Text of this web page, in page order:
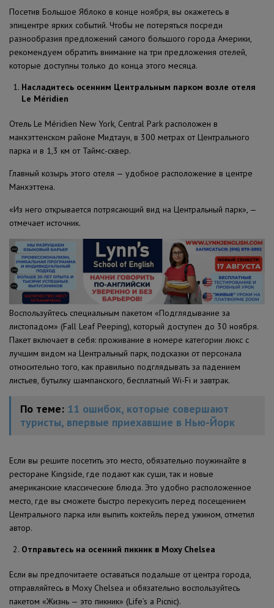
Посетив Большое Яблоко в конце ноября, вы окажетесь в
эпицентре ярких событий. Чтобы не потеряться посреди
разнообразия предложений самого большого города Америки,
рекомендуем обратить внимание на три предложения отелей,
которые доступны только до конца этого месяца.
Насладитесь осенним Центральным парком возле отеля
Le Méridien
Отель Le Méridien New York, Central Park расположен в
манхэттенском районе Мидтаун, в 300 метрах от Центрального
парка и в 1,3 км от Таймс-сквер.
Главный козырь этого отеля — удобное расположение в центре
Манхэттена.
«Из него открывается потрясающий вид на Центральный парк», —
отмечает источник.
Воспользуйтесь специальным пакетом «Подглядывание за
листопадом» (Fall Leaf Peeping), который доступен до 30 ноября.
Пакет включает в себя: проживание в номере категории люкс с
лучшим видом на Центральный парк, подсказки от персонала
относительно того, как правильно подглядывать за падением
листьев, бутылку шампанского, бесплатный Wi-Fi и завтрак.
По теме: 11 ошибок, которые совершают
туристы, впервые приехавшие в Нью-Йорк
Если вы решите посетить это место, обязательно поужинайте в
ресторане Kingside, где подают как суши, так и новые
американские классические блюда. Это удобно расположенное
место, где вы сможете быстро перекусить перед посещением
Центрального парка или выпить коктейль перед ужином, отметил
автор.
Отправьтесь на осенний пикник в Moxy Chelsea
Если вы предпочитаете оставаться подальше от центра города,
отправляйтесь в Moxy Chelsea и обязательно воспользуйтесь
пакетом «Жизнь — это пикник» (Life’s a Picnic).